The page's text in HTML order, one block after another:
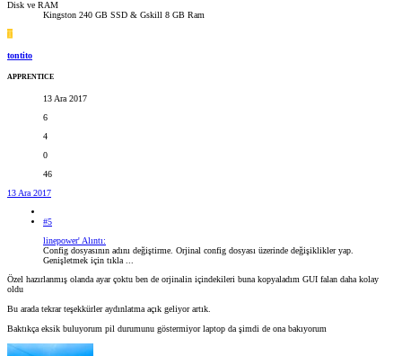
Disk ve RAM
Kingston 240 GB SSD & Gskill 8 GB Ram
T
tontito
APPRENTICE
13 Ara 2017
6
4
0
46
13 Ara 2017
#5
linepower' Alıntı:
Config dosyasının adını değiştirme. Orjinal config dosyası üzerinde değişiklikler yap.
Genişletmek için tıkla ...
Özel hazırlanmış olanda ayar çoktu ben de orjinalin içindekileri buna kopyaladım GUI falan daha kolay
oldu
Bu arada tekrar teşekkürler aydınlatma açık geliyor artık.
Baktıkça eksik buluyorum pil durumunu göstermiyor laptop da şimdi de ona bakıyorum